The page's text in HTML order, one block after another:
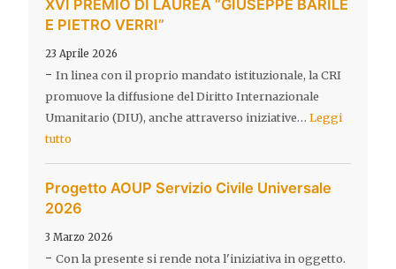
XVI PREMIO DI LAUREA “GIUSEPPE BARILE
E PIETRO VERRI”
23 Aprile 2026
- In linea con il proprio mandato istituzionale, la CRI
promuove la diffusione del Diritto Internazionale
Umanitario (DIU), anche attraverso iniziative…Leggi
tutto
Progetto AOUP Servizio Civile Universale
2026
3 Marzo 2026
- Con la presente si rende nota l'iniziativa in oggetto.